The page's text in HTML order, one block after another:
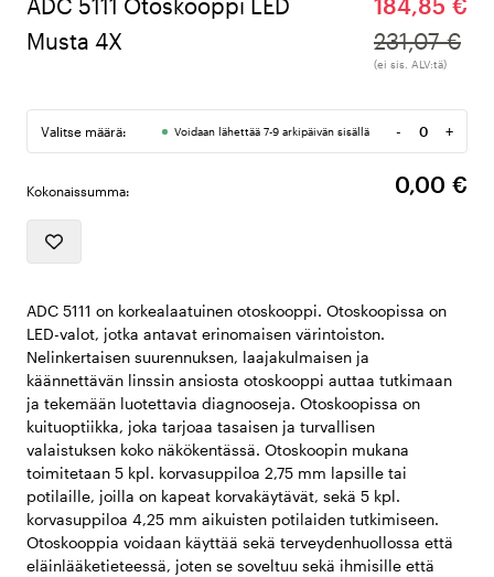
ADC 5111 Otoskooppi LED
Musta 4X
184,85 €
231,07 €
(ei sis. ALV:tä)
Valitse määrä: Voidaan lähettää 7-9 arkipäivän sisällä -
Määrä
+
Kokonaissumma: 0,00 €
ADC 5111 on korkealaatuinen otoskooppi. Otoskoopissa on
LED-valot, jotka antavat erinomaisen värintoiston.
Nelinkertaisen suurennuksen, laajakulmaisen ja
käännettävän linssin ansiosta otoskooppi auttaa tutkimaan
ja tekemään luotettavia diagnooseja. Otoskoopissa on
kuituoptiikka, joka tarjoaa tasaisen ja turvallisen
valaistuksen koko näkökentässä. Otoskoopin mukana
toimitetaan 5 kpl. korvasuppiloa 2,75 mm lapsille tai
potilaille, joilla on kapeat korvakäytävät, sekä 5 kpl.
korvasuppiloa 4,25 mm aikuisten potilaiden tutkimiseen.
Otoskooppia voidaan käyttää sekä terveydenhuollossa että
eläinlääketieteessä, joten se soveltuu sekä ihmisille että